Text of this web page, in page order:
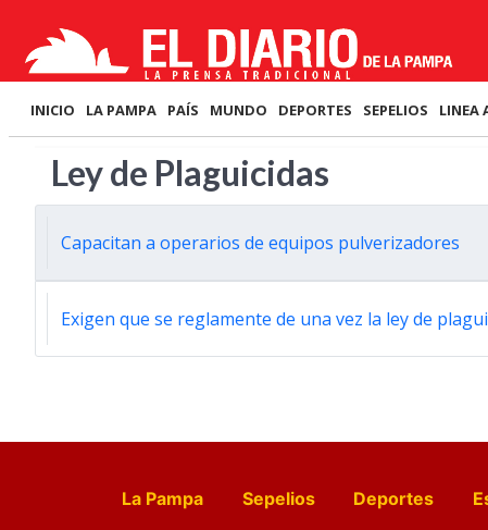
INICIO LA PAMPA PAÍS MUNDO DEPORTES SEPELIOS LINEA
Ley de Plaguicidas
Capacitan a operarios de equipos pulverizadores
Exigen que se reglamente de una vez la ley de
La Pampa Sepelios Deportes